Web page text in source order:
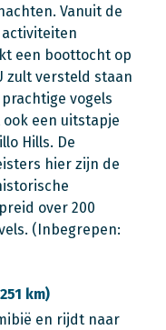
Vanuit de
een boottocht op
zult versteld staan
vogels
een uitstapje
Hills. De
hier zijn de
over 200
(Inbegrepen:
km)
en rijdt naar